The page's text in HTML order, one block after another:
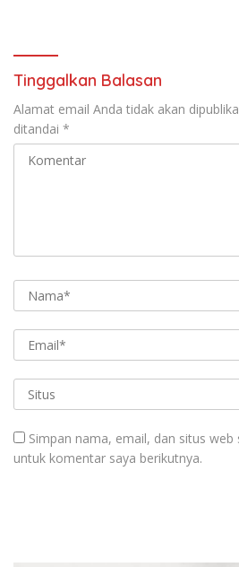
Tinggalkan Balasan
Alamat email Anda tidak akan
ditandai *
Simpan nama, email, dan situs
untuk komentar saya berikutnya.